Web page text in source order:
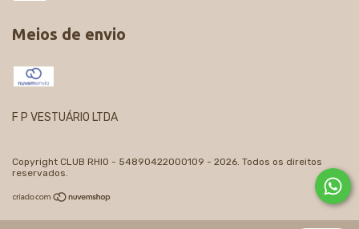
Meios de envio
F P VESTUÁRIO LTDA
Copyright CLUB RHIO - 54890422000109 - 2026. Todos os direitos
reservados.